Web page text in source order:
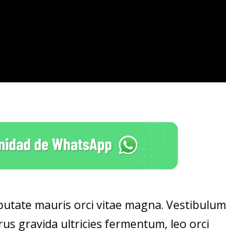
mauris orci vitae magna. Vestibulum
gravida ultricies fermentum, leo orci